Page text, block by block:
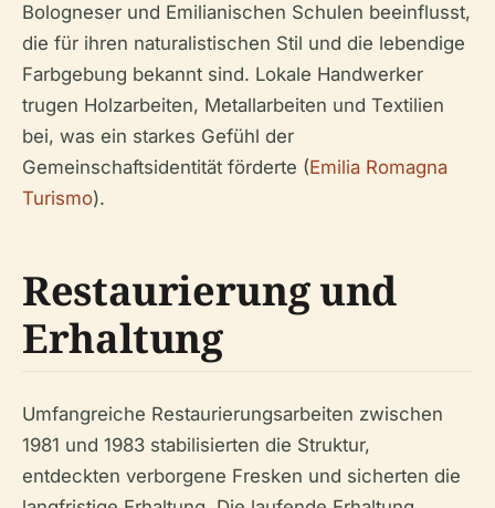
Bologneser und Emilianischen Schulen beeinflusst,
die für ihren naturalistischen Stil und die lebendige
Farbgebung bekannt sind. Lokale Handwerker
trugen Holzarbeiten, Metallarbeiten und Textilien
bei, was ein starkes Gefühl der
Gemeinschaftsidentität förderte (Emilia Romagna
Turismo).
Restaurierung und
Erhaltung
Umfangreiche Restaurierungsarbeiten zwischen
1981 und 1983 stabilisierten die Struktur,
entdeckten verborgene Fresken und sicherten die